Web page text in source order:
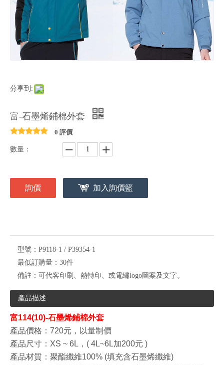
分享到:
富-石墨烯鋪棉外套
0 評價
數量：
詢價 加入詢價籃
型號： P9118-1 / P39354-1
最低訂購量： 30件
備註： 可代客印刷、熱轉印、或電繡logo圖案及文字。
產品描述
富114(10)-石墨烯鋪棉外套
產品價格：720元，以量制價
產品尺寸：XS ~ 6L， ( 4L~6L加200元 )
產品材質：聚酯纖維100% (填充含石墨烯纖維)